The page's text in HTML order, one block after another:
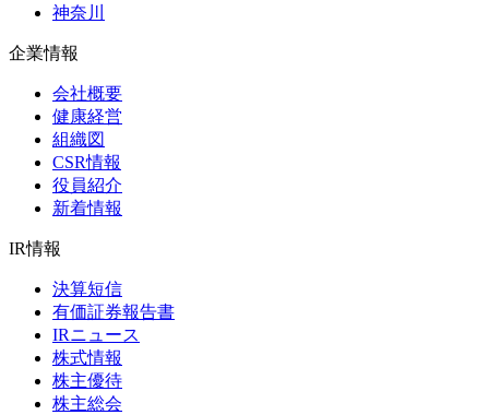
神奈川
企業情報
会社概要
健康経営
組織図
CSR情報
役員紹介
新着情報
IR情報
決算短信
有価証券報告書
IRニュース
株式情報
株主優待
株主総会